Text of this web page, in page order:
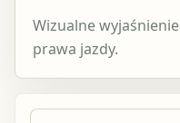
Wizualne
prawa jazdy.